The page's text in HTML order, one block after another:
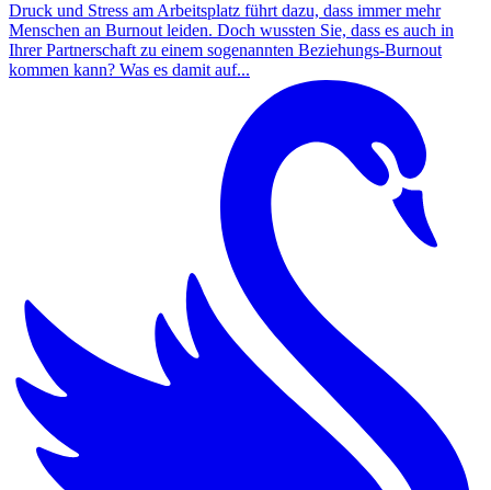
Druck und Stress am Arbeitsplatz führt dazu, dass immer mehr
Menschen an Burnout leiden. Doch wussten Sie, dass es auch in
Ihrer Partnerschaft zu einem sogenannten Beziehungs-Burnout
kommen kann? Was es damit auf...